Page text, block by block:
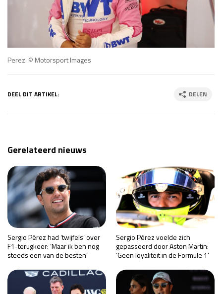
Perez. © Motorsport Images
DEEL DIT ARTIKEL: DELEN
Gerelateerd nieuws
Sergio Pérez had ‘twijfels’ over
F1-terugkeer: ‘Maar ik ben nog
steeds een van de besten’
Sergio Pérez voelde zich
gepasseerd door Aston Martin:
‘Geen loyaliteit in de Formule 1’